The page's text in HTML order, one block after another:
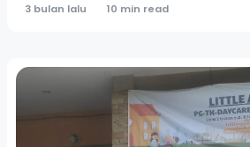
3 bulan lalu 10 min read